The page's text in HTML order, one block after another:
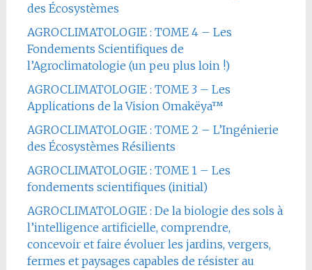
des Écosystèmes
AGROCLIMATOLOGIE : TOME 4 – Les
Fondements Scientifiques de
l’Agroclimatologie (un peu plus loin !)
AGROCLIMATOLOGIE : TOME 3 – Les
Applications de la Vision Omakëya™
AGROCLIMATOLOGIE : TOME 2 – L’Ingénierie
des Écosystèmes Résilients
AGROCLIMATOLOGIE : TOME 1 – Les
fondements scientifiques (initial)
AGROCLIMATOLOGIE : De la biologie des sols à
l’intelligence artificielle, comprendre,
concevoir et faire évoluer les jardins, vergers,
fermes et paysages capables de résister au